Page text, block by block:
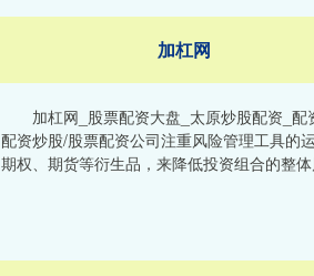
加杠网
加杠网_股票配资大盘_太原炒股配资_配
配资炒股/股票配资公司注重风险管理工具的
期权、期货等衍生品，来降低投资组合的整体